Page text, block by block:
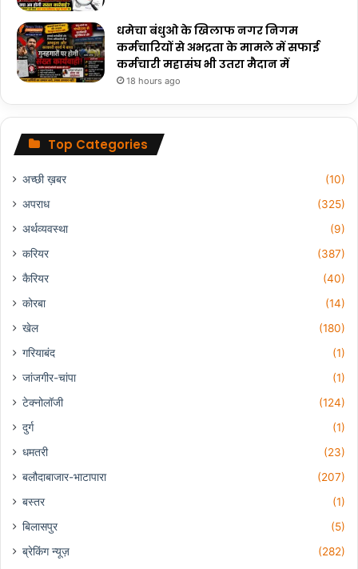
धमेचा बंधुओ के खिलाफ नगर निगम
कर्मचारियों से अभद्रता के मामले में सफाई
कर्मचारी महासंघ भी उतरा मैदान में
18 hours ago
Top Categories
अच्छी ख़बर
(10)
अपराध
(325)
अर्थव्यवस्था
(9)
करियर
(387)
कैरियर
(40)
कोरबा
(14)
खेल
(180)
गरियाबंद
(1)
जांजगीर-चांपा
(1)
टेक्नोलॉजी
(124)
दुर्ग
(1)
धमतरी
(23)
बलौदाबाजार-भाटापारा
(207)
बस्तर
(1)
बिलासपुर
(5)
ब्रेकिंग न्यूज़
(282)